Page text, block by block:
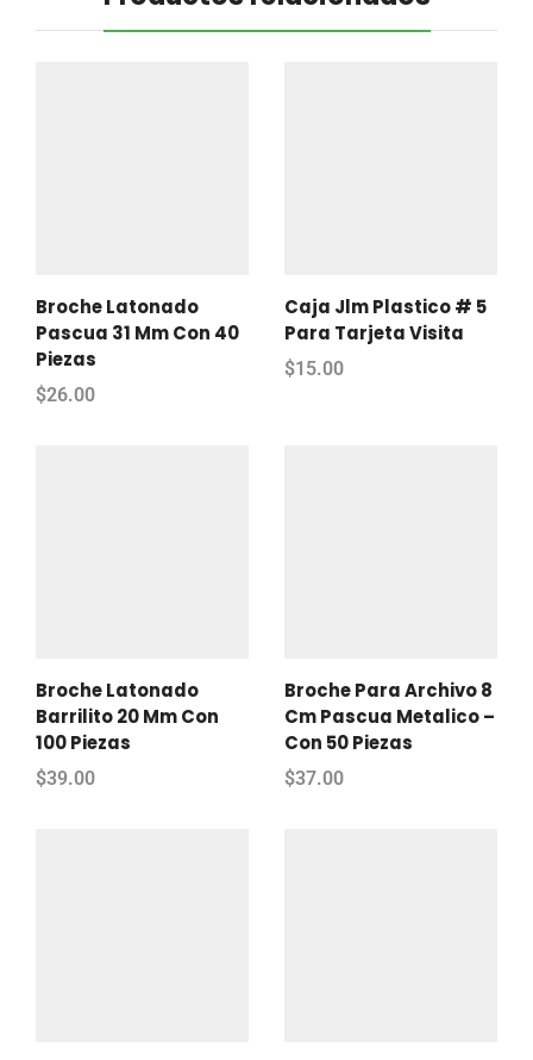
Broche Latonado
Pascua 31 Mm Con 40
Piezas
$26.00
Caja Jlm Plastico # 5
Para Tarjeta Visita
$15.00
Broche Latonado
Barrilito 20 Mm Con
100 Piezas
$39.00
Broche Para Archivo 8
Cm Pascua Metalico –
Con 50 Piezas
$37.00